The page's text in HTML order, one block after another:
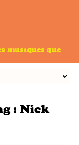
musiques que
: Nick